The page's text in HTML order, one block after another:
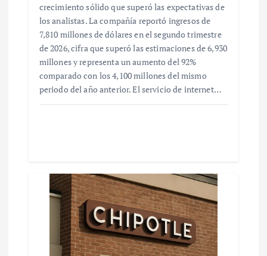
crecimiento sólido que superó las expectativas de
los analistas. La compañía reportó ingresos de
7,810 millones de dólares en el segundo trimestre
de 2026, cifra que superó las estimaciones de 6,930
millones y representa un aumento del 92%
comparado con los 4,100 millones del mismo
periodo del año anterior. El servicio de internet…